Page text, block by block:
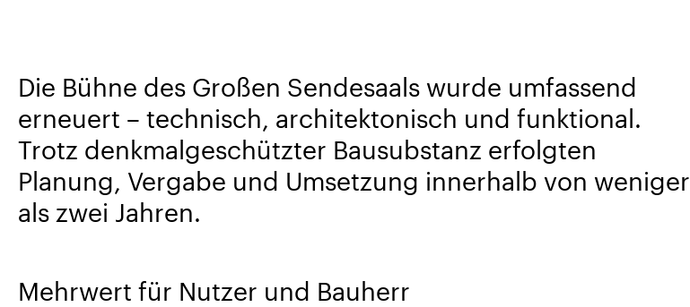
Die Bühne des Großen Sendesaals wurde umfassend
erneuert – technisch, architektonisch und funktional.
Trotz denkmalgeschützter Bausubstanz erfolgten
Planung, Vergabe und Umsetzung innerhalb von weniger
als zwei Jahren.
Mehrwert für Nutzer und Bauherr